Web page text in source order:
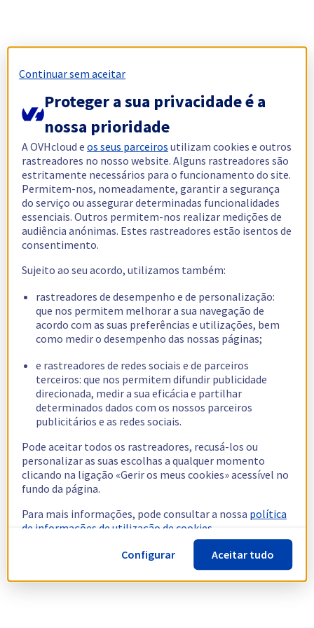
Continuar sem aceitar
Proteger a sua privacidade é a
nossa prioridade
A OVHcloud eos seus parceiros utilizam cookies e outros
rastreadores no nosso website. Alguns rastreadores são
estritamente necessários para o funcionamento do site.
Permitem-nos, nomeadamente, garantir a segurança
do serviço ou assegurar determinadas funcionalidades
essenciais. Outros permitem-nos realizar medições de
audiência anónimas. Estes rastreadores estão isentos de
consentimento.
Sujeito ao seu acordo, utilizamos também:
rastreadores de desempenho e de personalização:
que nos permitem melhorar a sua navegação de
acordo com as suas preferências e utilizações, bem
como medir o desempenho das nossas páginas;
e rastreadores de redes sociais e de parceiros
terceiros: que nos permitem difundir publicidade
direcionada, medir a sua eficácia e partilhar
determinados dados com os nossos parceiros
publicitários e as redes sociais.
Pode aceitar todos os rastreadores, recusá-los ou
personalizar as suas escolhas a qualquer momento
clicando na ligação «Gerir os meus cookies» acessível no
fundo da página.
Para mais informações, pode consultar a nossa política
de informações de utilização de cookies.
Configurar
Aceitar tudo